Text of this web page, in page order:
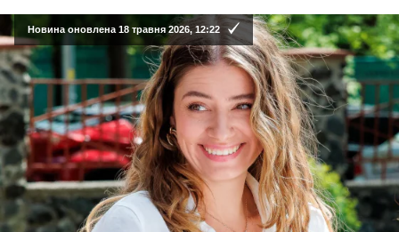
Новина оновлена 18 травня 2026, 12:22